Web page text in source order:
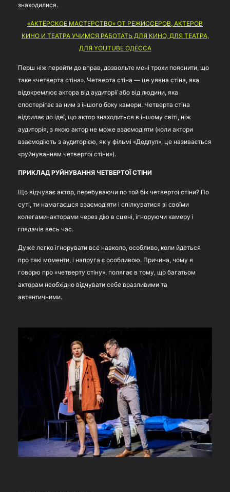
знаходилися.
«АКТЁРСКОЕ МАСТЕРСТВО» ОТ РЕЖИССЕРОВ, АКТЕРОВ
КИНО И ТЕАТРА УЧИМСЯ РАБОТАТЬ ДЛЯ КИНО, ДЛЯ ТЕАТРА,
ДЛЯ YOUTUBE ОДЕССА
Перш ніж перейти до вправ, дозвольте мені трохи пояснити, що
таке «четверта стіна». Четверта стіна — це уявна стіна, яка
відокремлює актора від аудиторії або від людини, яка
спостерігає за ним з іншого боку камери. Четверта стіна
відсилає до ідеї, що актор знаходиться в іншому світі, ніж
аудиторія, з якою актор не може взаємодіяти (коли актори
взаємодіють з аудиторією, як у фільмі «Дедпул», це називається
«руйнуванням четвертої стіни»).
ПРИКЛАД РУЙНУВАННЯ ЧЕТВЕРТОЇ СТІНИ
Що відчуває актор, перебуваючи по той бік четвертої стіни? По
суті, ти намагаєшся взаємодіяти і спілкуватися зі своїми
колегами-акторами через дію в сцені, ігноруючи камеру і
глядачів весь час.
Дуже легко ігнорувати все навколо, особливо, коли йдеться
про такі моменти, і напруга є особливою. Причина, чому я
говорю про «четверту стіну», полягає в тому, що багатьом
акторам необхідно відчувати себе вразливими та
автентичними.